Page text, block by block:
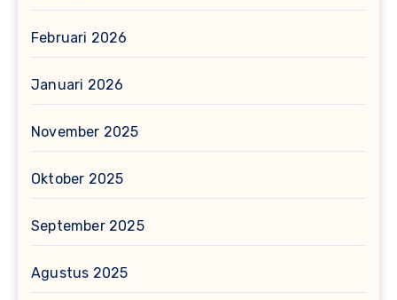
Februari 2026
Januari 2026
November 2025
Oktober 2025
September 2025
Agustus 2025